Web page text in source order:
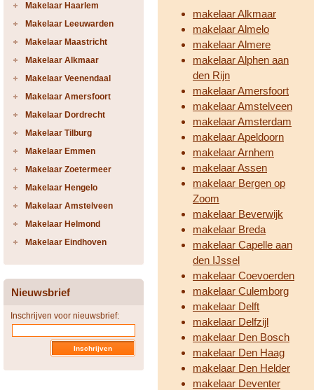
Makelaar Haarlem
Makelaar Leeuwarden
Makelaar Maastricht
Makelaar Alkmaar
Makelaar Veenendaal
Makelaar Amersfoort
Makelaar Dordrecht
Makelaar Tilburg
Makelaar Emmen
Makelaar Zoetermeer
Makelaar Hengelo
Makelaar Amstelveen
Makelaar Helmond
Makelaar Eindhoven
Nieuwsbrief
Inschrijven voor nieuwsbrief:
makelaar Alkmaar
makelaar Almelo
makelaar Almere
makelaar Alphen aan
den Rijn
makelaar Amersfoort
makelaar Amstelveen
makelaar Amsterdam
makelaar Apeldoorn
makelaar Arnhem
makelaar Assen
makelaar Bergen op
Zoom
makelaar Beverwijk
makelaar Breda
makelaar Capelle aan
den IJssel
makelaar Coevoerden
makelaar Culemborg
makelaar Delft
makelaar Delfzijl
makelaar Den Bosch
makelaar Den Haag
makelaar Den Helder
makelaar Deventer